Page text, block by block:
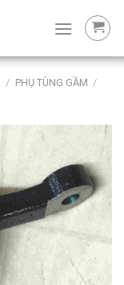
/ PHỤ TÙNG GẦM /